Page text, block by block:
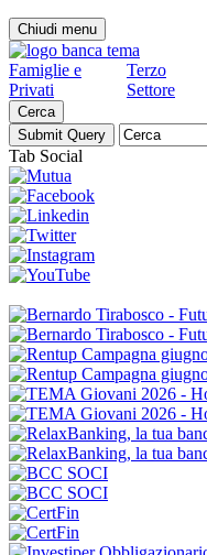
Chiudi menu
Famiglie e
Privati
Terzo
Settore
Cerca
Tab Social